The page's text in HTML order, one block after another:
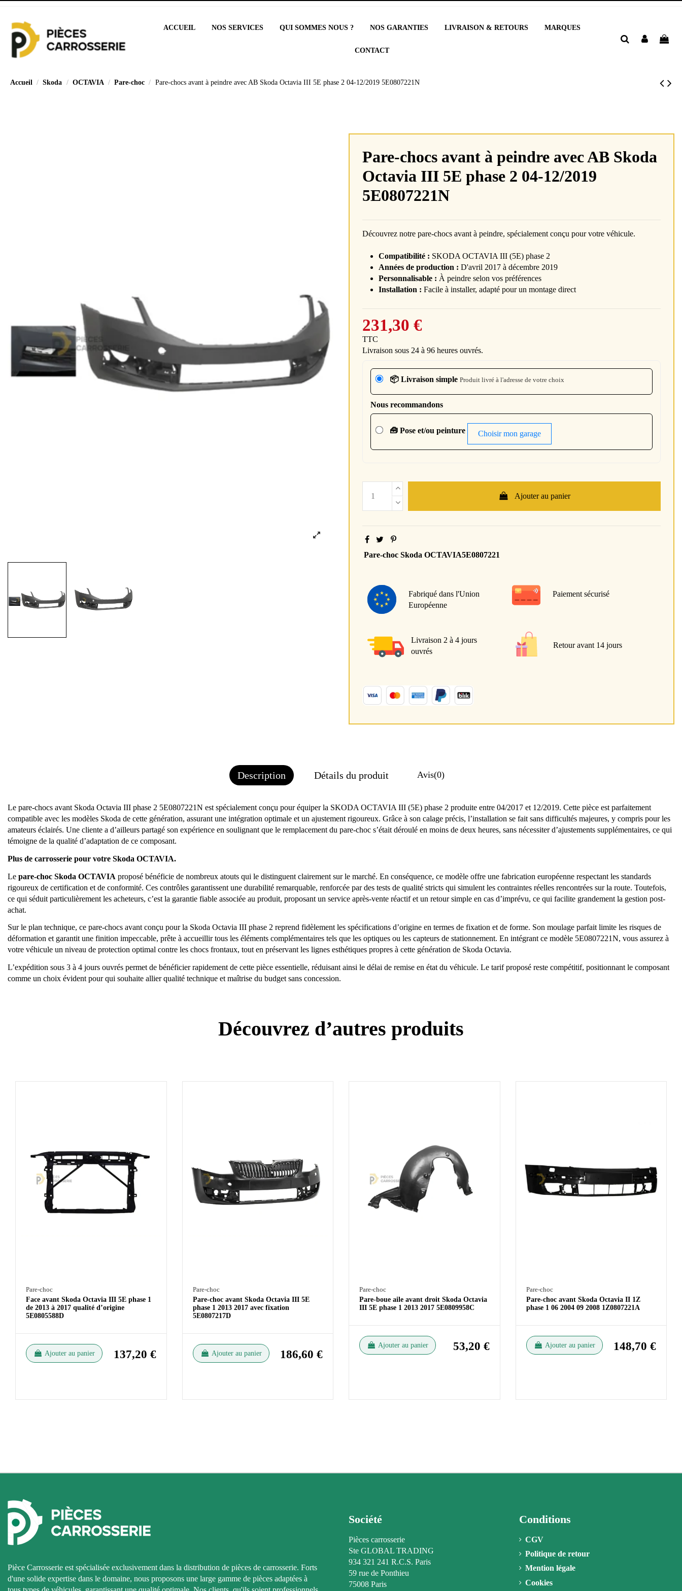
ACCUEIL NOS SERVICES QUI SOMMES NOUS ? NOS GARANTIES LIVRAISON & RETOURS MARQUES
CONTACT
Accueil Skoda OCTAVIA Pare-choc Pare-chocs avant à peindre avec AB Skoda Octavia III 5E phase 2 04-12/2019 5E0807221N
Pare-chocs avant à peindre avec AB Skoda
Octavia III 5E phase 2 04-12/2019
5E0807221N
Découvrez notre pare-chocs avant à peindre, spécialement conçu pour votre véhicule.
Compatibilité : SKODA OCTAVIA III (5E) phase 2
Années de production : D'avril 2017 à décembre 2019
Personnalisable : À peindre selon vos préférences
Installation : Facile à installer, adapté pour un montage direct
231,30 €
TTC
Livraison sous 24 à 96 heures ouvrés.
📦 Livraison simple Produit livré à l'adresse de votre choix
Nous recommandons
🧰 Pose et/ou peinture Choisir mon garage
Ajouter au panier
Pare-choc Skoda OCTAVIA5E0807221
Fabriqué dans l'Union
Européenne
Paiement sécurisé
Livraison 2 à 4 jours
ouvrés
Retour avant 14 jours
Description Détails du produit Avis(0)
Le pare-chocs avant Skoda Octavia III phase 2 5E0807221N est spécialement conçu pour équiper la SKODA OCTAVIA III (5E) phase 2 produite entre 04/2017 et 12/2019. Cette pièce est parfaitement
compatible avec les modèles Skoda de cette génération, assurant une intégration optimale et un ajustement rigoureux. Grâce à son calage précis, l’installation se fait sans difficultés majeures, y compris pour les
amateurs éclairés. Une cliente a d’ailleurs partagé son expérience en soulignant que le remplacement du pare-choc s’était déroulé en moins de deux heures, sans nécessiter d’ajustements supplémentaires, ce qui
témoigne de la qualité d’adaptation de ce composant.
Plus de carrosserie pour votre Skoda OCTAVIA.
Le pare-choc Skoda OCTAVIA proposé bénéficie de nombreux atouts qui le distinguent clairement sur le marché. En conséquence, ce modèle offre une fabrication européenne respectant les standards
rigoureux de certification et de conformité. Ces contrôles garantissent une durabilité remarquable, renforcée par des tests de qualité stricts qui simulent les contraintes réelles rencontrées sur la route. Toutefois,
ce qui séduit particulièrement les acheteurs, c’est la garantie fiable associée au produit, proposant un service après-vente réactif et un retour simple en cas d’imprévu, ce qui facilite grandement la gestion post-
achat.
Sur le plan technique, ce pare-chocs avant conçu pour la Skoda Octavia III phase 2 reprend fidèlement les spécifications d’origine en termes de fixation et de forme. Son moulage parfait limite les risques de
déformation et garantit une finition impeccable, prête à accueillir tous les éléments complémentaires tels que les optiques ou les capteurs de stationnement. En intégrant ce modèle 5E0807221N, vous assurez à
votre véhicule un niveau de protection optimal contre les chocs frontaux, tout en préservant les lignes esthétiques propres à cette génération de Skoda Octavia.
L’expédition sous 3 à 4 jours ouvrés permet de bénéficier rapidement de cette pièce essentielle, réduisant ainsi le délai de remise en état du véhicule. Le tarif proposé reste compétitif, positionnant le composant
comme un choix évident pour qui souhaite allier qualité technique et maîtrise du budget sans concession.
Découvrez d’autres produits
Pare-choc
Face avant Skoda Octavia III 5E phase 1
de 2013 à 2017 qualité d’origine
5E0805588D
Ajouter au panier 137,20 €
Pare-choc
Pare-choc avant Skoda Octavia III 5E
phase 1 2013 2017 avec fixation
5E0807217D
Ajouter au panier 186,60 €
Pare-choc
Pare-boue aile avant droit Skoda Octavia
III 5E phase 1 2013 2017 5E0809958C
Ajouter au panier 53,20 €
Pare-choc
Pare-choc avant Skoda Octavia II 1Z
phase 1 06 2004 09 2008 1Z0807221A
Ajouter au panier 148,70 €
Pièce Carrosserie est spécialisée exclusivement dans la distribution de pièces de carrosserie. Forts
d'une solide expertise dans le domaine, nous proposons une large gamme de pièces adaptées à
Société
Pièces carrosserie
Ste GLOBAL TRADING
934 321 241 R.C.S. Paris
59 rue de Ponthieu
75008 Paris
Conditions
CGV
Politique de retour
Mention légale
Cookies